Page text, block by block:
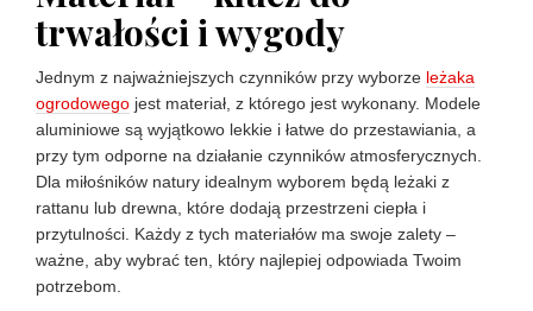
trwałości i wygody
Jednym z najważniejszych czynników przy wyborze leżaka
ogrodowego jest materiał, z którego jest wykonany. Modele
aluminiowe są wyjątkowo lekkie i łatwe do przestawiania, a
przy tym odporne na działanie czynników atmosferycznych.
Dla miłośników natury idealnym wyborem będą leżaki z
rattanu lub drewna, które dodają przestrzeni ciepła i
przytulności. Każdy z tych materiałów ma swoje zalety –
ważne, aby wybrać ten, który najlepiej odpowiada Twoim
potrzebom.